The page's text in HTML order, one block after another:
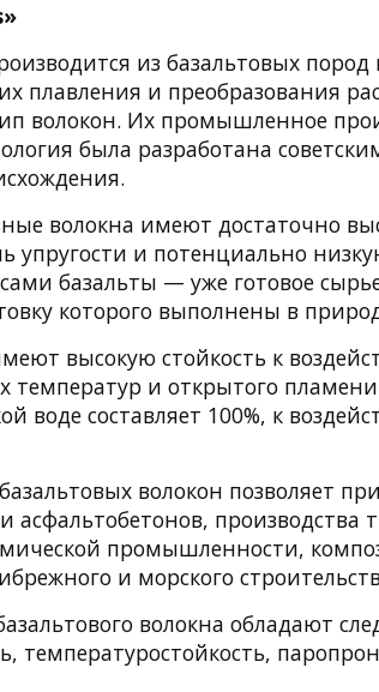
из базальтовых
плавления и преобразования
волокон. Их промышленное
была разработана
волокна имеют достаточно
упругости и потенциально
базальты — уже готовое
которого выполнены в
высокую стойкость к
температур и открытого
воде составляет 100%, к
волокон позволяет
производства
промышленности,
и морского
волокна обладают
температуростойкость,